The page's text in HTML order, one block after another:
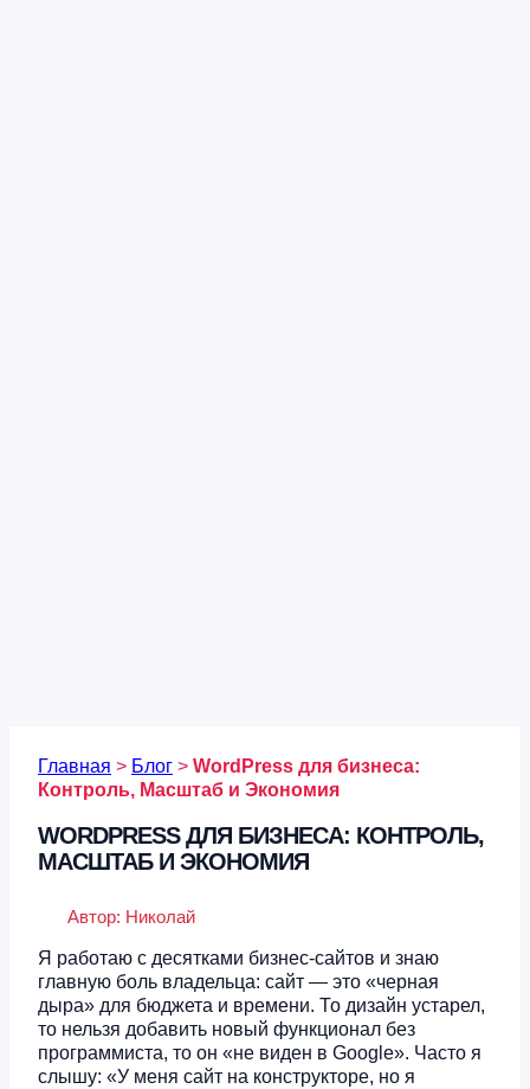
Главная > Блог > WordPress для бизнеса:
Контроль, Масштаб и Экономия
WORDPRESS ДЛЯ БИЗНЕСА: КОНТРОЛЬ,
МАСШТАБ И ЭКОНОМИЯ
Автор: Николай
Я работаю с десятками бизнес-сайтов и знаю
главную боль владельца: сайт — это «черная
дыра» для бюджета и времени. То дизайн устарел,
то нельзя добавить новый функционал без
программиста, то он «не виден в Google». Часто я
слышу: «У меня сайт на конструкторе, но я